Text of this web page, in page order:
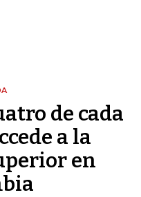
de cada
a la
en